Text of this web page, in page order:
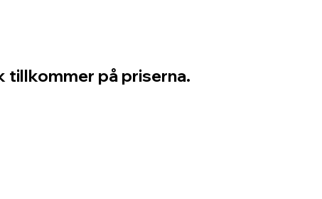
tillkommer på priserna.